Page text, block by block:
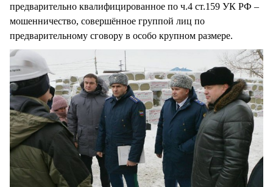
предварительно квалифицированное по ч.4 ст.159 УК РФ –
мошенничество, совершённое группой лиц по
предварительному сговору в особо крупном размере.